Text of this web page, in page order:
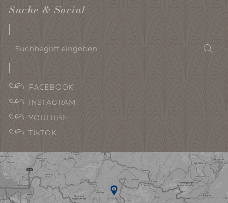
Suche & Social
eingeben
FACEBOOK
INSTAGRAM
YOUTUBE
TIKTOK